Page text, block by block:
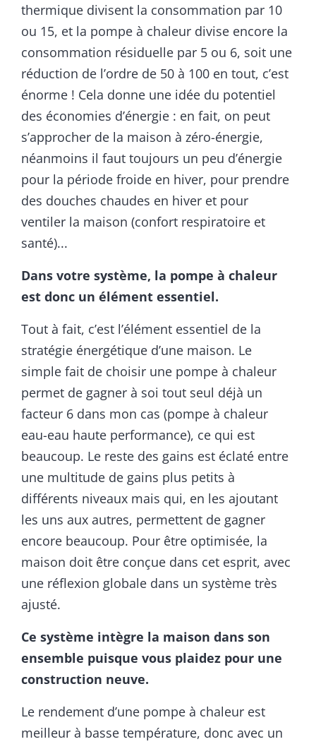
thermique divisent la consommation par 10
ou 15, et la pompe à chaleur divise encore la
consommation résiduelle par 5 ou 6, soit une
réduction de l’ordre de 50 à 100 en tout, c’est
énorme ! Cela donne une idée du potentiel
des économies d’énergie : en fait, on peut
s’approcher de la maison à zéro-énergie,
néanmoins il faut toujours un peu d’énergie
pour la période froide en hiver, pour prendre
des douches chaudes en hiver et pour
ventiler la maison (confort respiratoire et
santé)...
Dans votre système, la pompe à chaleur
est donc un élément essentiel.
Tout à fait, c’est l’élément essentiel de la
stratégie énergétique d’une maison. Le
simple fait de choisir une pompe à chaleur
permet de gagner à soi tout seul déjà un
facteur 6 dans mon cas (pompe à chaleur
eau-eau haute performance), ce qui est
beaucoup. Le reste des gains est éclaté entre
une multitude de gains plus petits à
différents niveaux mais qui, en les ajoutant
les uns aux autres, permettent de gagner
encore beaucoup. Pour être optimisée, la
maison doit être conçue dans cet esprit, avec
une réflexion globale dans un système très
ajusté.
Ce système intègre la maison dans son
ensemble puisque vous plaidez pour une
construction neuve.
Le rendement d’une pompe à chaleur est
meilleur à basse température, donc avec un